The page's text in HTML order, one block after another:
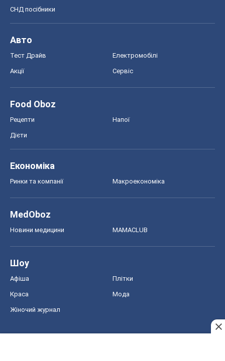
СНД посібники
Авто
Тест Драйв Електромобілі
Акції Сервіс
Food Oboz
Рецепти Напої
Дієти
Економіка
Ринки та компанії Макроекономіка
MedOboz
Новини медицини MAMACLUB
Шоу
Афіша Плітки
Краса Мода
Жіночий журнал